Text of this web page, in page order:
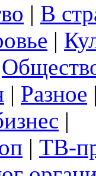
| В
|
| Разное
|
| ТВ-